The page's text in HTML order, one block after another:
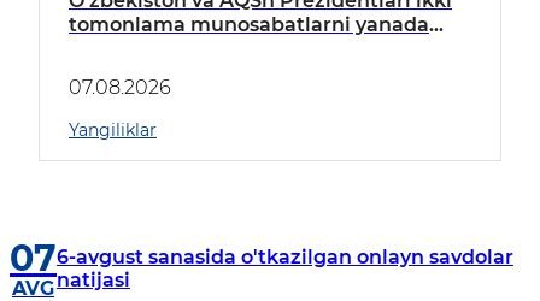
tomonlama munosabatlarni yanada
07.08.2026
Yangiliklar
07
AVG
6-avgust sanasida o'tkazilgan onlayn savdolar
natijasi